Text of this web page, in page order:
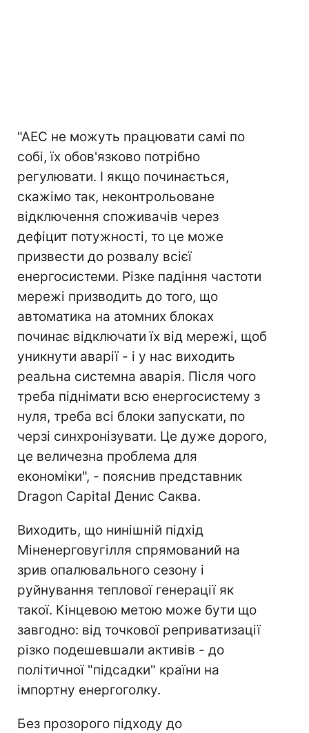
"АЕС не можуть працювати самі по
собі, їх обов'язково потрібно
регулювати. І якщо починається,
скажімо так, неконтрольоване
відключення споживачів через
дефіцит потужності, то це може
призвести до розвалу всієї
енергосистеми. Різке падіння частоти
мережі призводить до того, що
автоматика на атомних блоках
починає відключати їх від мережі, щоб
уникнути аварії - і у нас виходить
реальна системна аварія. Після чого
треба піднімати всю енергосистему з
нуля, треба всі блоки запускати, по
черзі синхронізувати. Це дуже дорого,
це величезна проблема для
економіки", - пояснив представник
Dragon Capital Денис Саква.
Виходить, що нинішній підхід
Міненерговугілля спрямований на
зрив опалювального сезону і
руйнування теплової генерації як
такої. Кінцевою метою може бути що
завгодно: від точкової реприватизації
різко подешевшали активів - до
політичної "підсадки" країни на
імпортну енергоголку.
Без прозорого підходу до